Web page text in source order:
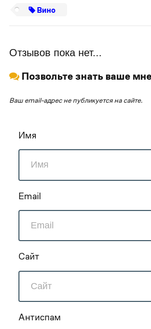
Вино
Отзывов пока нет...
Позвольте знать ваше
Ваш email-адрес не публикуется на сайте.
Имя
Email
Сайт
Антиспам